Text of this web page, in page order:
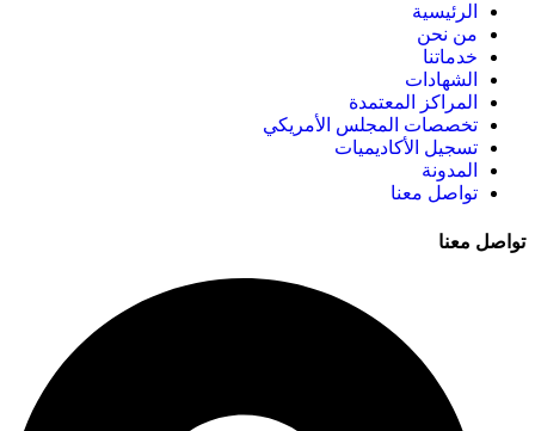
الرئيسية
من نحن
خدماتنا
الشهادات
المراكز المعتمدة
تخصصات المجلس الأمريكي
تسجيل الأكاديميات
المدونة
تواصل معنا
تواصل معنا